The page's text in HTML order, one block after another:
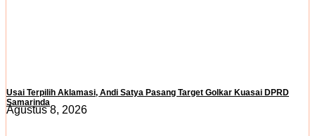
Usai Terpilih Aklamasi, Andi Satya Pasang Target Golkar Kuasai DPRD
Samarinda
Agustus 8, 2026